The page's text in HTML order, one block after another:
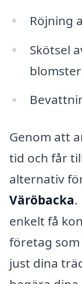
Röjning
Skötsel
Genom att
tid och får
alternativ
Väröbacka.
enkelt få
företag
just dina